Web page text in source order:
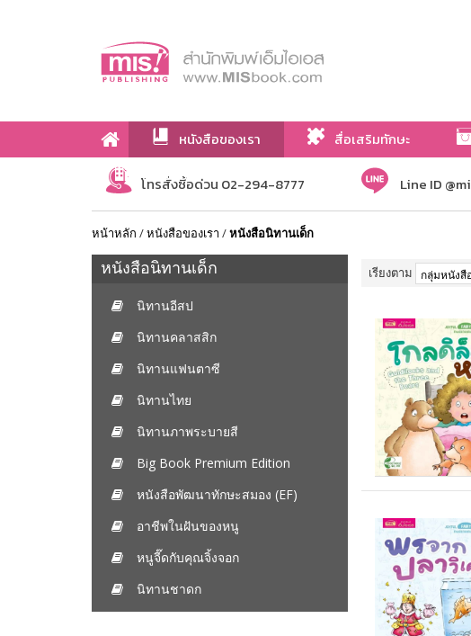
หนังสือของเรา สื่อเสริมทักษะ
เกี่ยวกับเรา
โทรสั่งซื้อด่วน 02-294-8777 Line ID
หน้าหลัก /หนังสือของเรา /หนังสือนิทานเด็ก
หนังสือนิทานเด็ก
นิทานอีสป
นิทานคลาสสิก
นิทานแฟนตาซี
นิทานไทย
นิทานภาพระบายสี
Big Book Premium Edition
หนังสือพัฒนาทักษะสมอง (EF)
อาชีพในฝันของหนู
หนูจี๊ดกับคุณจิ้งจอก
นิทานชาดก
เรียงตาม